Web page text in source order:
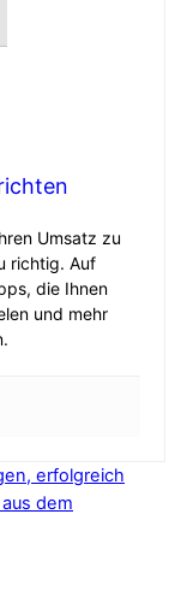
Umsatz zu
richtig. Auf
die Ihnen
und mehr
erfolgreich
dem